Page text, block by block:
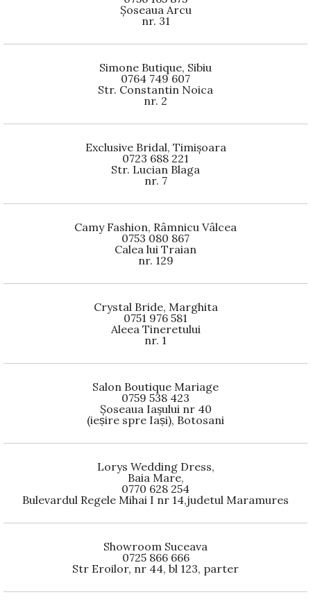
Șoseaua Arcu
nr. 31
Simone Butique, Sibiu
0764 749 607
Str. Constantin Noica
nr. 2
Exclusive Bridal, Timișoara
0723 688 221
Str. Lucian Blaga
nr. 7
Camy Fashion, Râmnicu Vâlcea
0753 080 867
Calea lui Traian
nr. 129
Crystal Bride, Marghita
0751 976 581
Aleea Tineretului
nr. 1
Salon Boutique Mariage
0759 538 423
Șoseaua Iașului nr 40
(ieșire spre Iași), Botosani
Lorys Wedding Dress,
Baia Mare,
0770 628 254
Bulevardul Regele Mihai I nr 14,judetul Maramures
Showroom Suceava
0725 866 666
Str Eroilor, nr 44, bl 123, parter